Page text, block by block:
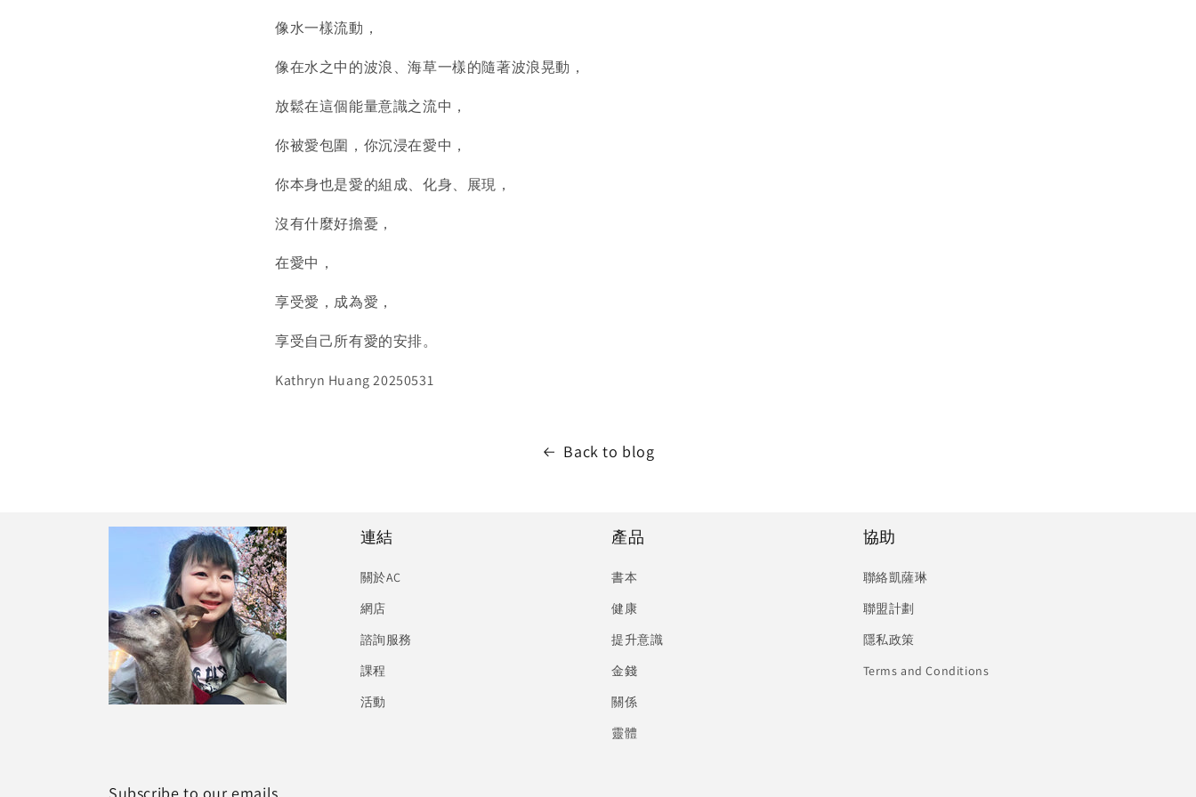
像水一樣流動，
像在水之中的波浪、海草一樣的隨著波浪晃動，
放鬆在這個能量意識之流中，
你被愛包圍，你沉浸在愛中，
你本身也是愛的組成、化身、展現，
沒有什麼好擔憂，
在愛中，
享受愛，成為愛，
享受自己所有愛的安排。
Kathryn Huang 20250531
Back to blog
連結
關於AC
網店
諮詢服務
課程
活動
產品
書本
健康
提升意識
金錢
關係
靈體
協助
聯絡凱薩琳
聯盟計劃
隱私政策
Terms and Conditions